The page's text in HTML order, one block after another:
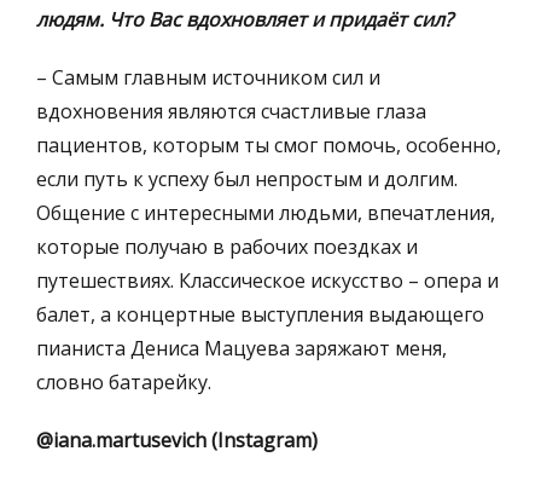
людям. Что Вас вдохновляет и придаёт сил?
– Самым главным источником сил и
вдохновения являются счастливые глаза
пациентов, которым ты смог помочь, особенно,
если путь к успеху был непростым и долгим.
Общение с интересными людьми, впечатления,
которые получаю в рабочих поездках и
путешествиях. Классическое искусство – опера и
балет, а концертные выступления выдающего
пианиста Дениса Мацуева заряжают меня,
словно батарейку.
@iana.martusevich (Instagram)